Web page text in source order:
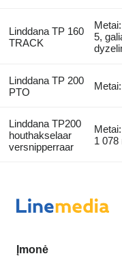
Linddana TP 160
TRACK
5,
Linddana TP 200
PTO
Linddana TP200
houthakselaar
versnipperraar
1 078
Įmonė